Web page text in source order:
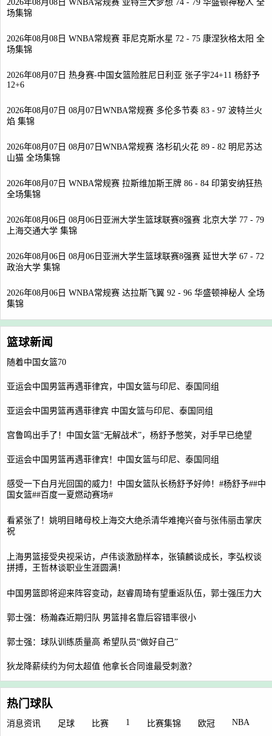
2026年08月08日 WNBA常规赛 亚特兰大梦想 74 - 79 华盛顿神秘人 全
场集锦
2026年08月08日 WNBA常规赛 菲尼克斯水星 72 - 75 康涅狄格太阳 全
场集锦
2026年08月07日 热身赛-中国女篮险胜尼日利亚 张子宇24+11 杨舒予
12+6
2026年08月07日 08月07日WNBA常规赛 多伦多节奏 83 - 97 波特兰火
焰 集锦
2026年08月07日 08月07日WNBA常规赛 洛杉矶火花 89 - 82 明尼苏达
山猫 全场集锦
2026年08月07日 WNBA常规赛 拉斯维加斯王牌 86 - 84 印第安纳狂热
全场集锦
2026年08月06日 08月06日亚洲大学生篮球联赛8强赛 北京大学 77 - 79
上海交通大学 集锦
2026年08月06日 08月06日亚洲大学生篮球联赛8强赛 延世大学 67 - 72
政治大学 集锦
2026年08月06日 WNBA常规赛 达拉斯飞翼 92 - 96 华盛顿神秘人 全场
集锦
篮球新闻
随着中国女篮70
亚运会中国男篮再遇菲律宾，中国女篮与印尼、泰国同组
亚运会中国男篮再遇菲律宾 中国女篮与印尼、泰国同组
宫鲁鸣出手了！中国女篮“无解战术”，杨舒予憋笑，对手早已绝望
亚运会中国男篮再遇菲律宾！中国女篮与印尼、泰国同组
感受一下白月光回国的威力！中国女篮队长杨舒予好帅！#杨舒予##中
国女篮##百度一夏燃动赛场#
看紧张了！姚明目睹母校上海交大绝杀清华难掩兴奋与张伟丽击掌庆
祝
上海男篮接受央视采访，卢伟谈激励样本，张镇麟谈成长，李弘权谈
拼搏，王哲林谈职业生涯圆满！
中国男篮即将迎来阵容变动，赵睿周琦有望重返队伍，郭士强压力大
郭士强：杨瀚森近期归队 男篮排名靠后容错率很小
郭士强：球队训练质量高 希望队员“做好自己”
狄龙降薪续约为何太超值 他拿长合同谁最受刺激？
热门球队
消息资讯 足球 比赛 1 比赛集锦 欧冠 NBA